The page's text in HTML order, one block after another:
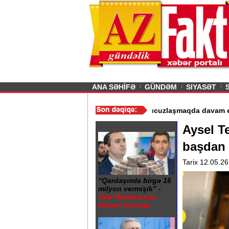
Previous
ANA SƏHİFƏ GÜNDƏM SIYASƏT
istismarı dayandırıldı - Video/Azərbaycan nefti
“Qardaşımla birgə 16
milyon vermişik” -
Tale Heydərovun
ifadəsi oxundu
Aysel
başdan
Tarix